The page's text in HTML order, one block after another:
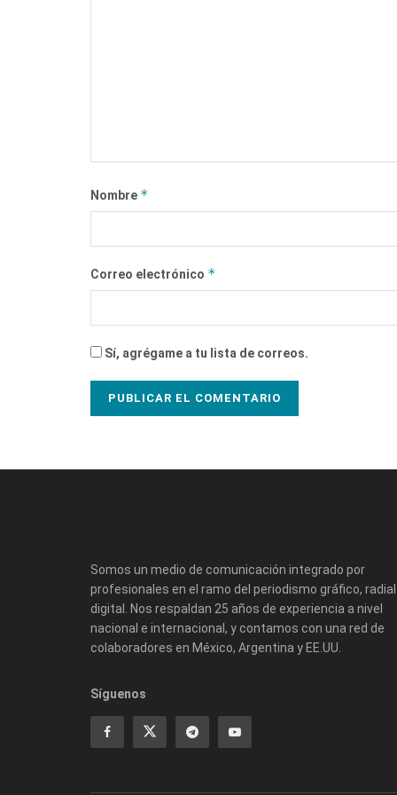
Nombre *
Correo electrónico *
Sí, agrégame a tu lista de correos.
Somos un medio de comunicación integrado por
profesionales en el ramo del periodismo gráfico,
digital. Nos respaldan 25 años de experiencia a nivel
nacional e internacional, y contamos con una red de
colaboradores en México, Argentina y EE.UU.
Síguenos